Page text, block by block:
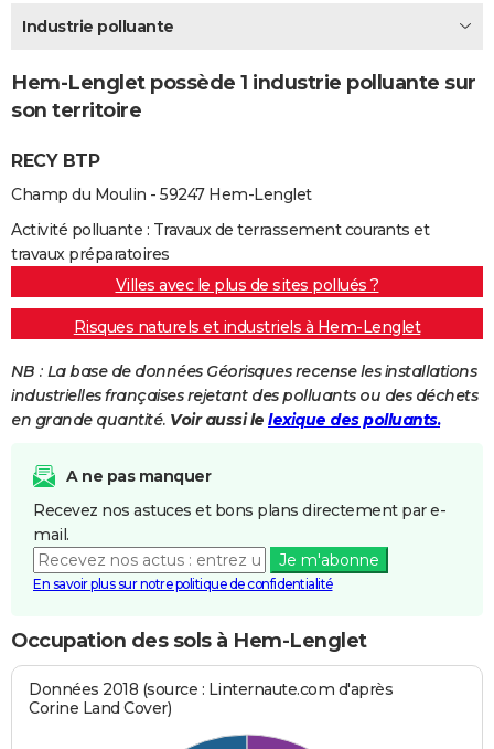
Destinations
City break
Voyage nature
Voyage de noces
Forum
Climat
+PHOTO
GUIDES D'ACHAT
BONS PLANS
CARTE DE VOEUX
Carte de Noël
Carte Bonne année
Carte Saint-Valentin
Carte Pâques
Carte d'anniversaire
DICTIONNAIRE
Dictionnaire
Biographies
Expressions
PROGRAMME TV
COPAINS D'AVANT
S'inscrire
Se connecter
Primaires
Universités
Entreprises
Service militaire
Avis de recherche
AVIS DE DÉCÈS
Bricolage
Lifestyle
Culture
Sport
Auto
Television
Voyage
Cinema
Industrie polluante
Hem-Lenglet possède 1 industrie polluante sur
son territoire
RECY BTP
Champ du Moulin - 59247 Hem-Lenglet
Activité polluante : Travaux de terrassement courants et
travaux préparatoires
Villes avec le plus de sites pollués ?
Risques naturels et industriels à Hem-Lenglet
NB : La base de données Géorisques recense les installations
industrielles françaises rejetant des polluants ou des déchets
en grande quantité. Voir aussi le lexique des polluants.
A ne pas manquer
Recevez nos astuces et bons plans directement par e-
mail.
Je m'abonne
En savoir plus sur notre politique de confidentialité
Occupation des sols à Hem-Lenglet
Données 2018 (source : Linternaute.com d'après
Corine Land Cover)